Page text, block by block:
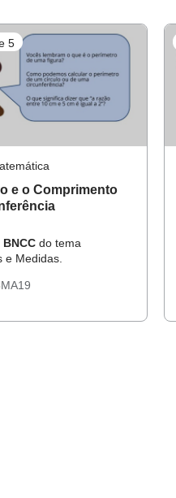
5
e o Comprimento
BNCC do tema
e Medidas.